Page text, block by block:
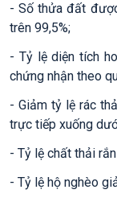
- Số thửa đất
trên 99,5%;
- Tỷ lệ diện tích
chứng nhận theo
- Giảm tỷ lệ rác
trực tiếp xuống
- Tỷ lệ chất thải
- Tỷ lệ hộ nghèo